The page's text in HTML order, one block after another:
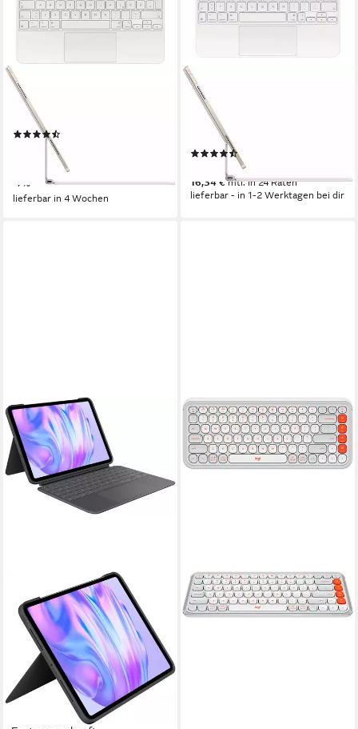
APPLE
Magic Keyboard für das 13"
iPad Air (M3) iPad-Tastatur
323,00 €
mtl. in 24 Raten
-7%
lieferbar in 4 Wochen
APPLE
Magic Keyboard für das 11"
iPad Air (M3) – Deutsch iPad-
Tastatur
16,34 €mtl. in 24 Raten
lieferbar - in 1-2 Werktagen bei dir